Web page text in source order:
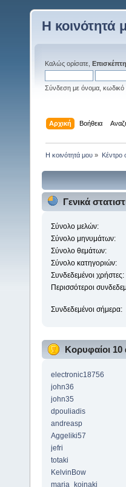
Η κοινότητά
Καλώς ορίσατε,
Σύνδεση με όνομα, κωδικό
Αρχική Βοήθεια
Η κοινότητά μου » Κέντρο
Γενικά
Σύνολο μελών:
Σύνολο μηνυμάτων:
Σύνολο θεμάτων:
Σύνολο κατηγοριών:
Συνδεδεμένοι χρήστες:
Περισσότεροι
Συνδεδεμένοι σήμερα:
Κορυφαίοι 10
electronic18756
john36
john35
dpouliadis
andreasp
Aggeliki57
jefri
totaki
KelvinBow
maria_koinaki